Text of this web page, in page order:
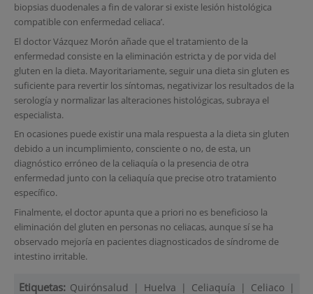
biopsias duodenales a fin de valorar si existe lesión histológica
compatible con enfermedad celiaca’.
El doctor Vázquez Morón añade que el tratamiento de la
enfermedad consiste en la eliminación estricta y de por vida del
gluten en la dieta. Mayoritariamente, seguir una dieta sin gluten es
suficiente para revertir los síntomas, negativizar los resultados de la
serología y normalizar las alteraciones histológicas, subraya el
especialista.
En ocasiones puede existir una mala respuesta a la dieta sin gluten
debido a un incumplimiento, consciente o no, de esta, un
diagnóstico erróneo de la celiaquía o la presencia de otra
enfermedad junto con la celiaquía que precise otro tratamiento
específico.
Finalmente, el doctor apunta que a priori no es beneficioso la
eliminación del gluten en personas no celiacas, aunque sí se ha
observado mejoría en pacientes diagnosticados de síndrome de
intestino irritable.
Etiquetas: Quirónsalud | Huelva | Celiaquía | Celiaco|